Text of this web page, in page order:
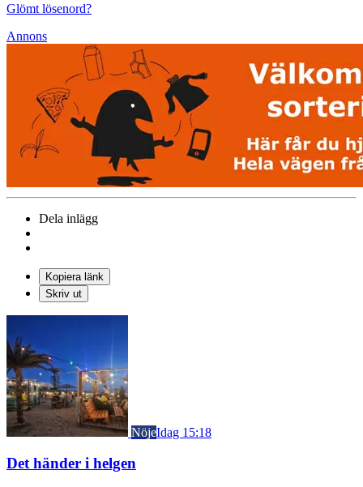
Glömt lösenord?
Annons
Dela inlägg
Kopiera länk
Skriv ut
NöjeIdag 15:18
Det händer i helgen